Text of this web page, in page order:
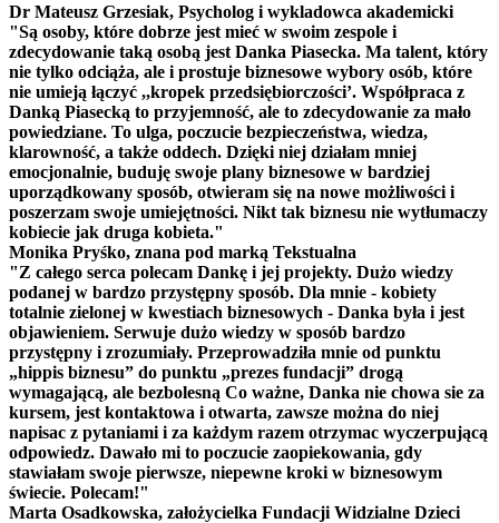
Dr Mateusz Grzesiak, Psycholog i wykladowca akademicki
"Są osoby, które dobrze jest mieć w swoim zespole i
zdecydowanie taką osobą jest Danka Piasecka. Ma talent, który
nie tylko odciąża, ale i prostuje biznesowe wybory osób, które
nie umieją łączyć ,,kropek przedsiębiorczości’. Współpraca z
Danką Piasecką to przyjemność, ale to zdecydowanie za mało
powiedziane. To ulga, poczucie bezpieczeństwa, wiedza,
klarowność, a także oddech. Dzięki niej działam mniej
emocjonalnie, buduję swoje plany biznesowe w bardziej
uporządkowany sposób, otwieram się na nowe możliwości i
poszerzam swoje umiejętności. Nikt tak biznesu nie wytłumaczy
kobiecie jak druga kobieta."
Monika Pryśko, znana pod marką Tekstualna
"Z całego serca polecam Dankę i jej projekty. Dużo wiedzy
podanej w bardzo przystępny sposób. Dla mnie - kobiety
totalnie zielonej w kwestiach biznesowych - Danka była i jest
objawieniem. Serwuje dużo wiedzy w sposób bardzo
przystępny i zrozumiały. Przeprowadziła mnie od punktu
„hippis biznesu” do punktu „prezes fundacji” drogą
wymagającą, ale bezbolesną Co ważne, Danka nie chowa sie za
kursem, jest kontaktowa i otwarta, zawsze można do niej
napisac z pytaniami i za każdym razem otrzymac wyczerpującą
odpowiedz. Dawało mi to poczucie zaopiekowania, gdy
stawiałam swoje pierwsze, niepewne kroki w biznesowym
świecie. Polecam!"
Marta Osadkowska, założycielka Fundacji Widzialne Dzieci